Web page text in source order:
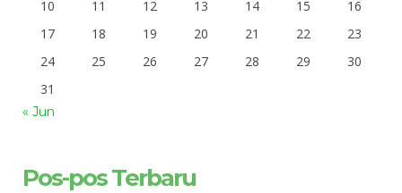
10
11 12 13 14 15
16
17
18 19 20 21 22
23
24
25 26 27 28 29
30
31
« Jun
Pos-pos Terbaru